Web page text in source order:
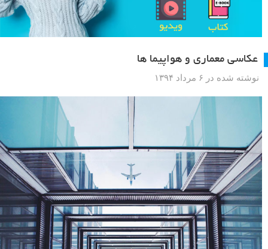
عکاسی معماری و هواپیما ها
نوشته شده در ۶ مرداد ۱۳۹۴